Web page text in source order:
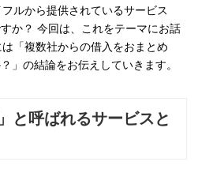
ルから提供されているサービス
か？ 今回は、これをテーマにお話
「複数社からの借入をおまとめ
」の結論をお伝えしていきます。
と呼ばれるサービスと